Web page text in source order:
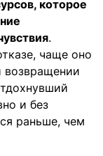
которое
.
чаще оно
возвращении
и без
раньше, чем